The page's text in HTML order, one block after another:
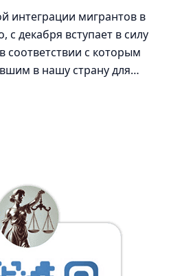
интеграции мигрантов в
с декабря вступает в силу
соответствии с которым
в нашу страну для